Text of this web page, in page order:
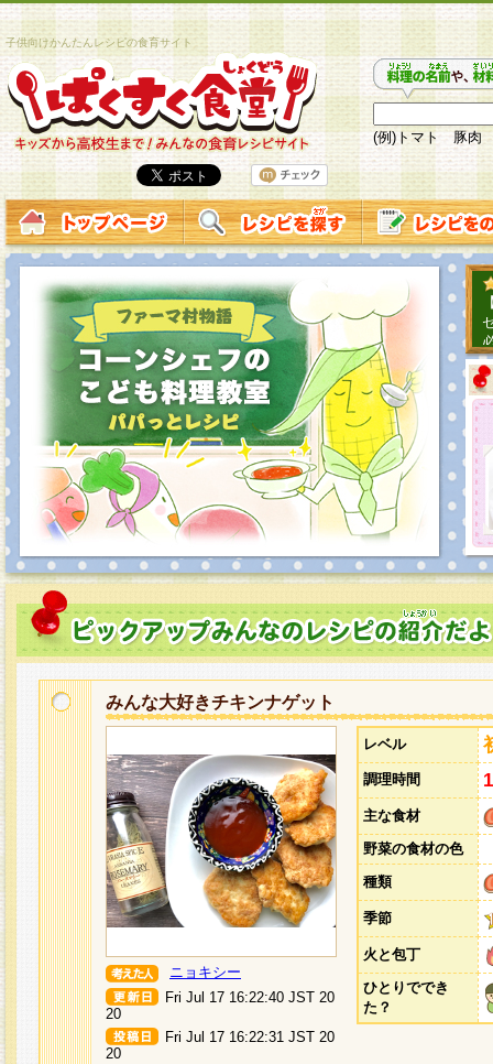
子供向けかんたんレシピの食育サイト
(例)トマト 豚肉
みんな大好きチキンナゲット
ニョキシー
Fri Jul 17 16:22:40 JST 20
20
Fri Jul 17 16:22:31 JST 20
20
レベル
調理時間
主な食材
野菜の食材の色
種類
季節
火と包丁
ひとりででき
た？